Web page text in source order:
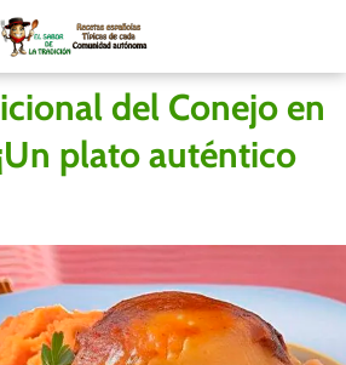
del Conejo en
plato auténtico